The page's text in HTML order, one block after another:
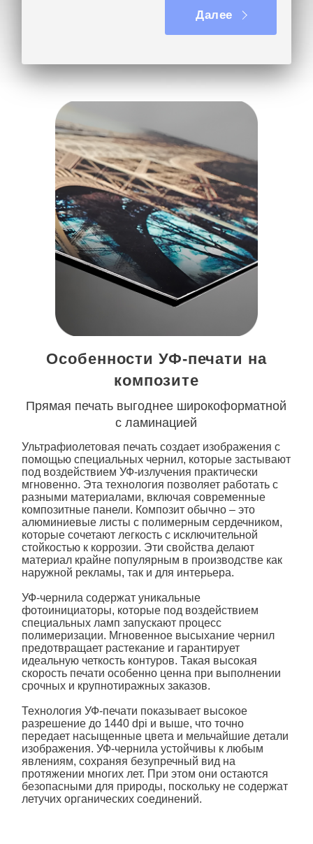
Далее
Особенности УФ-печати на
композите
Прямая печать выгоднее широкоформатной
с ламинацией
Ультрафиолетовая печать создает изображения с
помощью специальных чернил, которые застывают
под воздействием УФ-излучения практически
мгновенно. Эта технология позволяет работать с
разными материалами, включая современные
композитные панели. Композит обычно – это
алюминиевые листы с полимерным сердечником,
которые сочетают легкость с исключительной
стойкостью к коррозии. Эти свойства делают
материал крайне популярным в производстве как
наружной рекламы, так и для интерьера.
УФ-чернила содержат уникальные
фотоинициаторы, которые под воздействием
специальных ламп запускают процесс
полимеризации. Мгновенное высыхание чернил
предотвращает растекание и гарантирует
идеальную четкость контуров. Такая высокая
скорость печати особенно ценна при выполнении
срочных и крупнотиражных заказов.
Технология УФ-печати показывает высокое
разрешение до 1440 dpi и выше, что точно
передает насыщенные цвета и мельчайшие детали
изображения. УФ-чернила устойчивы к любым
явлениям, сохраняя безупречный вид на
протяжении многих лет. При этом они остаются
безопасными для природы, поскольку не содержат
летучих органических соединений.